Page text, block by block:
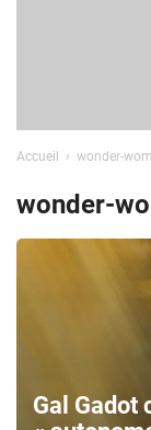
Accueil wonder-
wonder-
Gal Gadot